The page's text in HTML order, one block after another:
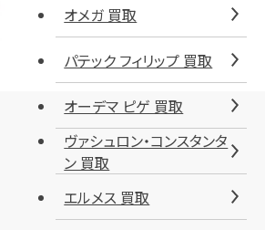
オメガ 買取
パテック フィリップ 買取
オーデマ ピゲ 買取
ヴァシュロン・コンスタンタ
ン 買取
エルメス 買取